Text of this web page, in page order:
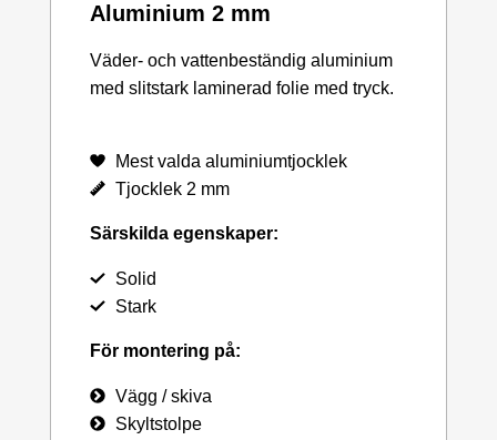
Aluminium 2 mm
Väder- och vattenbeständig aluminium
med slitstark laminerad folie med tryck.
Mest valda aluminiumtjocklek
Tjocklek 2 mm
Särskilda egenskaper:
Solid
Stark
För montering på:
Vägg / skiva
Skyltstolpe